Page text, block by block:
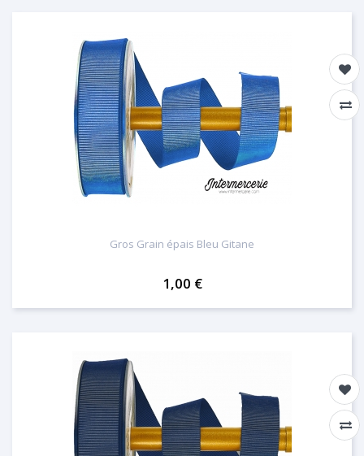
Gros Grain épais Bleu Gitane
1,00 €